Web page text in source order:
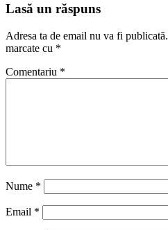
Lasă un răspuns
Adresa ta de email nu va fi publicată.
marcate cu *
Comentariu *
Nume *
Email *